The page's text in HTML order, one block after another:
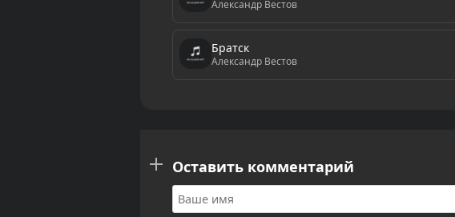
Александр Вестов
Братск
Александр Вестов
Оставить комментарий